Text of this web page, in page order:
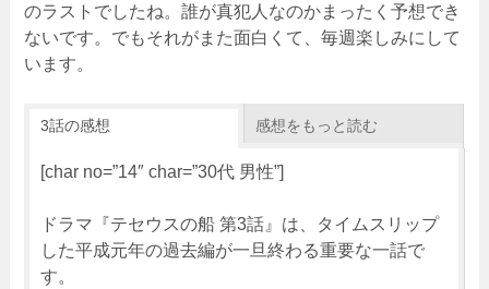
のラストでしたね。誰が真犯人なのかまったく予想でき
ないです。でもそれがまた面白くて、毎週楽しみにして
います。
3話の感想 感想をもっと読む
[char no=”14″ char=”30代 男性”]
ドラマ『テセウスの船 第3話』は、タイムスリップ
した平成元年の過去編が一旦終わる重要な一話で
す。